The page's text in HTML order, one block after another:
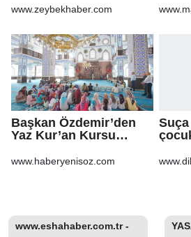
gündüz
www.zeybekhaber.com
Başkan Özdemir’den
Yaz Kur’an Kursu
www.haberyenisoz.com
www.eshahaber.com.tr -